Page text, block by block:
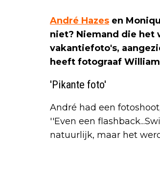
André Hazes en
niet? Niemand die het
vakantiefoto's,
heeft fotograaf
'Pikante foto'
André had een
''Even een
natuurlijk, maar het